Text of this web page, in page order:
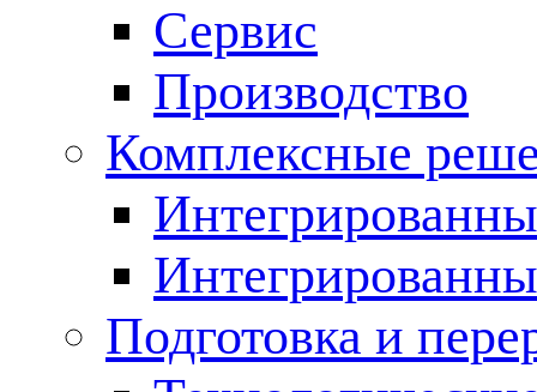
Сервис
Производство
Комплексные
Подготовка и